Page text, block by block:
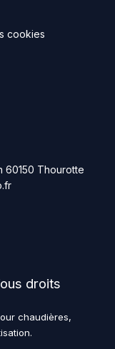
cookies
60150 Thourotte
droits
chaudières,